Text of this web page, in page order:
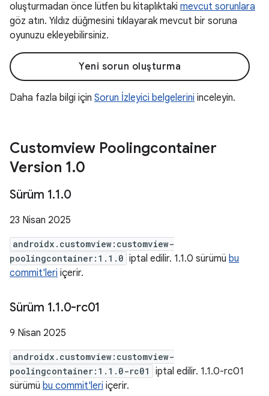
oluşturmadan önce lütfen bu kitaplıktaki mevcut sorunlara
göz atın. Yıldız düğmesini tıklayarak mevcut bir soruna
oyunuzu ekleyebilirsiniz.
Yeni sorun oluşturma
Daha fazla bilgi için Sorun İzleyici belgelerini inceleyin.
Customview Poolingcontainer
Version 1.0
Sürüm 1.1.0
23 Nisan 2025
androidx.customview:customview-
poolingcontainer:1.1.0 iptal edilir. 1.1.0 sürümü bu
commit'leri içerir.
Sürüm 1.1.0-rc01
9 Nisan 2025
androidx.customview:customview-
poolingcontainer:1.1.0-rc01
iptal edilir. 1.1.0-rc01
sürümü bu commit'leri içerir.